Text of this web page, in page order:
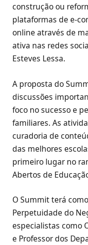
construção ou
plataformas de e-
online através de
ativa nas redes
Esteves Lessa.
A proposta do
discussões
foco no sucesso e
familiares. As
curadoria de
das melhores
primeiro lugar no
Abertos de
O Summit terá
Perpetuidade do
especialistas como
e Professor dos